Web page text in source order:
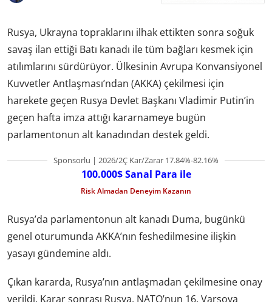
Rusya, Ukrayna topraklarını ilhak ettikten sonra soğuk
savaş ilan ettiği Batı kanadı ile tüm bağları kesmek için
atılımlarını sürdürüyor. Ülkesinin Avrupa Konvansiyonel
Kuvvetler Antlaşması’ndan (AKKA) çekilmesi için
harekete geçen Rusya Devlet Başkanı Vladimir Putin’in
geçen hafta imza attığı kararnameye bugün
parlamentonun alt kanadından destek geldi.
Sponsorlu | 2026/2Ç Kar/Zarar 17.84%-82.16%
100.000$ Sanal Para ile
Risk Almadan Deneyim Kazanın
Rusya’da parlamentonun alt kanadı Duma, bugünkü
genel oturumunda AKKA’nın feshedilmesine ilişkin
yasayı gündemine aldı.
Çıkan kararda, Rusya’nın antlaşmadan çekilmesine onay
verildi. Karar sonrası Rusya, NATO’nun 16, Varşova